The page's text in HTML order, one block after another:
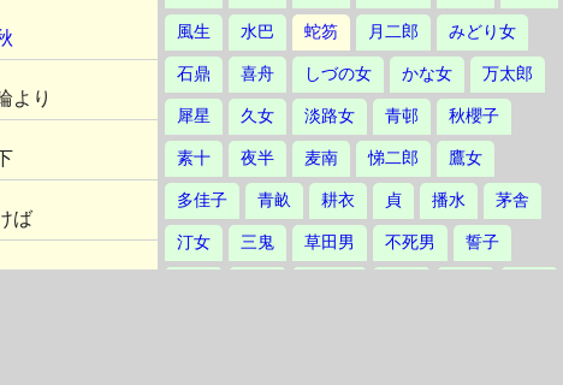
より
ば
風生 水巴 蛇笏 月二郎 みどり女
石鼎 喜舟 しづの女 かな女 万太郎
犀星 久女 淡路女 青邨 秋櫻子
素十 夜半 麦南 悌二郎 鷹女
多佳子 青畝 耕衣 貞 播水 茅舎
汀女 三鬼 草田男 不死男 誓子